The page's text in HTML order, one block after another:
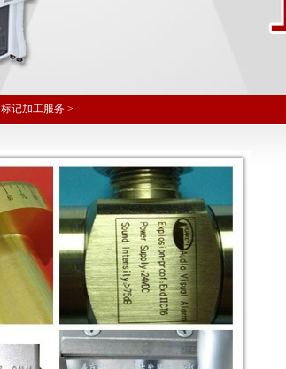
标记加工服务 >